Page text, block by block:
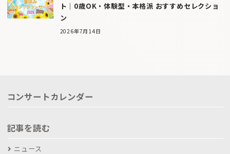
ト｜0歳OK・体験型・本格派 おすすめセレクショ
ン
2026年7月14日
コンサートカレンダー
記事を読む
ニュース